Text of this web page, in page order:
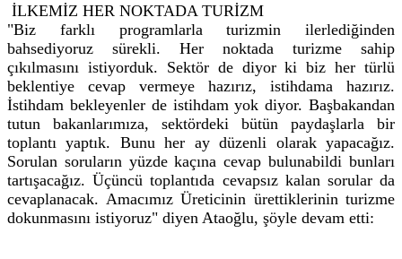
İLKEMİZ HER NOKTADA TURİZM
"Biz farklı programlarla turizmin ilerlediğinden
bahsediyoruz sürekli. Her noktada turizme sahip
çıkılmasını istiyorduk. Sektör de diyor ki biz her türlü
beklentiye cevap vermeye hazırız, istihdama hazırız.
İstihdam bekleyenler de istihdam yok diyor. Başbakandan
tutun bakanlarımıza, sektördeki bütün paydaşlarla bir
toplantı yaptık. Bunu her ay düzenli olarak yapacağız.
Sorulan soruların yüzde kaçına cevap bulunabildi bunları
tartışacağız. Üçüncü toplantıda cevapsız kalan sorular da
cevaplanacak. Amacımız Üreticinin ürettiklerinin turizme
dokunmasını istiyoruz" diyen Ataoğlu, şöyle devam etti: